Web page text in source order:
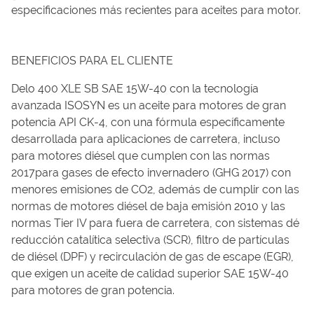
especificaciones más recientes para aceites para motor.
BENEFICIOS PARA EL CLIENTE
Delo 400 XLE SB SAE 15W-40 con la tecnología
avanzada ISOSYN es un aceite para motores de gran
potencia API CK-4, con una fórmula específicamente
desarrollada para aplicaciones de carretera, incluso
para motores diésel que cumplen con las normas
2017para gases de efecto invernadero (GHG 2017) con
menores emisiones de CO2, además de cumplir con las
normas de motores diésel de baja emisión 2010 y las
normas Tier IV para fuera de carretera, con sistemas dé
reducción catalítica selectiva (SCR), filtro de partículas
de diésel (DPF) y recirculación de gas de escape (EGR),
que exigen un aceite de calidad superior SAE 15W-40
para motores de gran potencia.